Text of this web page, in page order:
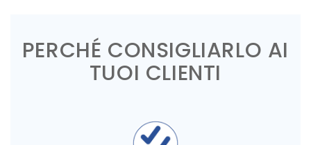
PERCHÉ CONSIGLIARLO AI
TUOI CLIENTI